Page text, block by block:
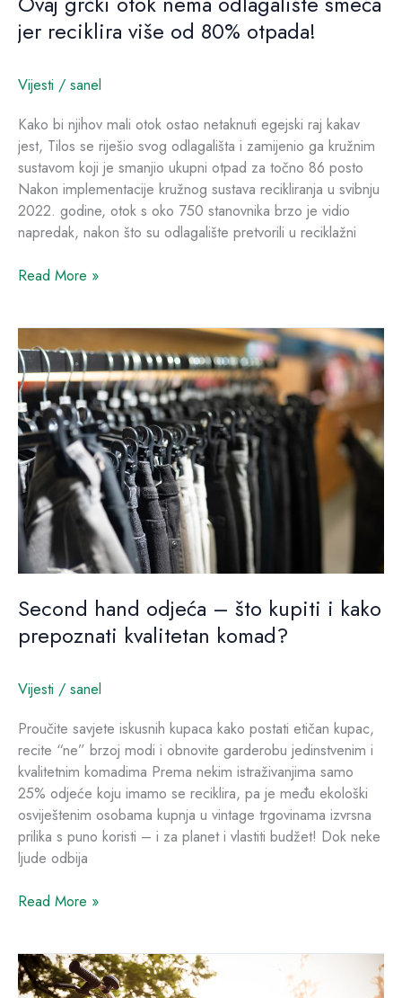
jer reciklira više od 80% otpada!
Vijesti / sanel
Kako bi njihov mali otok ostao netaknuti egejski raj kakav
jest, Tilos se riješio svog odlagališta i zamijenio ga kružnim
sustavom koji je smanjio ukupni otpad za točno 86 posto
Nakon implementacije kružnog sustava recikliranja u svibnju
2022. godine, otok s oko 750 stanovnika brzo je vidio
napredak, nakon što su odlagalište pretvorili u reciklažni
Read More »
Second hand odjeća – što kupiti i kako
prepoznati kvalitetan komad?
Vijesti / sanel
Proučite savjete iskusnih kupaca kako postati etičan kupac,
recite “ne” brzoj modi i obnovite garderobu jedinstvenim i
kvalitetnim komadima Prema nekim istraživanjima samo
25% odjeće koju imamo se reciklira, pa je među ekološki
osviještenim osobama kupnja u vintage trgovinama izvrsna
prilika s puno koristi – i za planet i vlastiti budžet! Dok neke
ljude odbija
Second
hand
odjeća
–
što
kupiti
i
kako
prepoznati
kvalitetan
komad?
Read More »
Uticaj
prometa